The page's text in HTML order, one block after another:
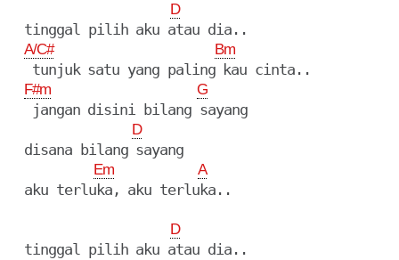
D
  tinggal pilih aku atau dia..
A/C# Bm
   tunjuk satu yang paling kau cinta..
F#m G
   jangan disini bilang sayang
D
  disana bilang sayang
Em A
  aku terluka, aku terluka..
D
  tinggal pilih aku atau dia..